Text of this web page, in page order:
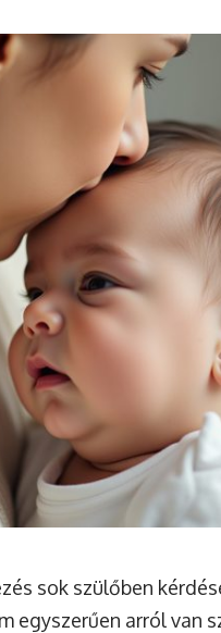
sok szülőben
egyszerűen arról van